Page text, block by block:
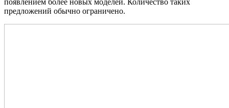
появлением более новых моделей. Количество таких
предложений обычно ограничено.